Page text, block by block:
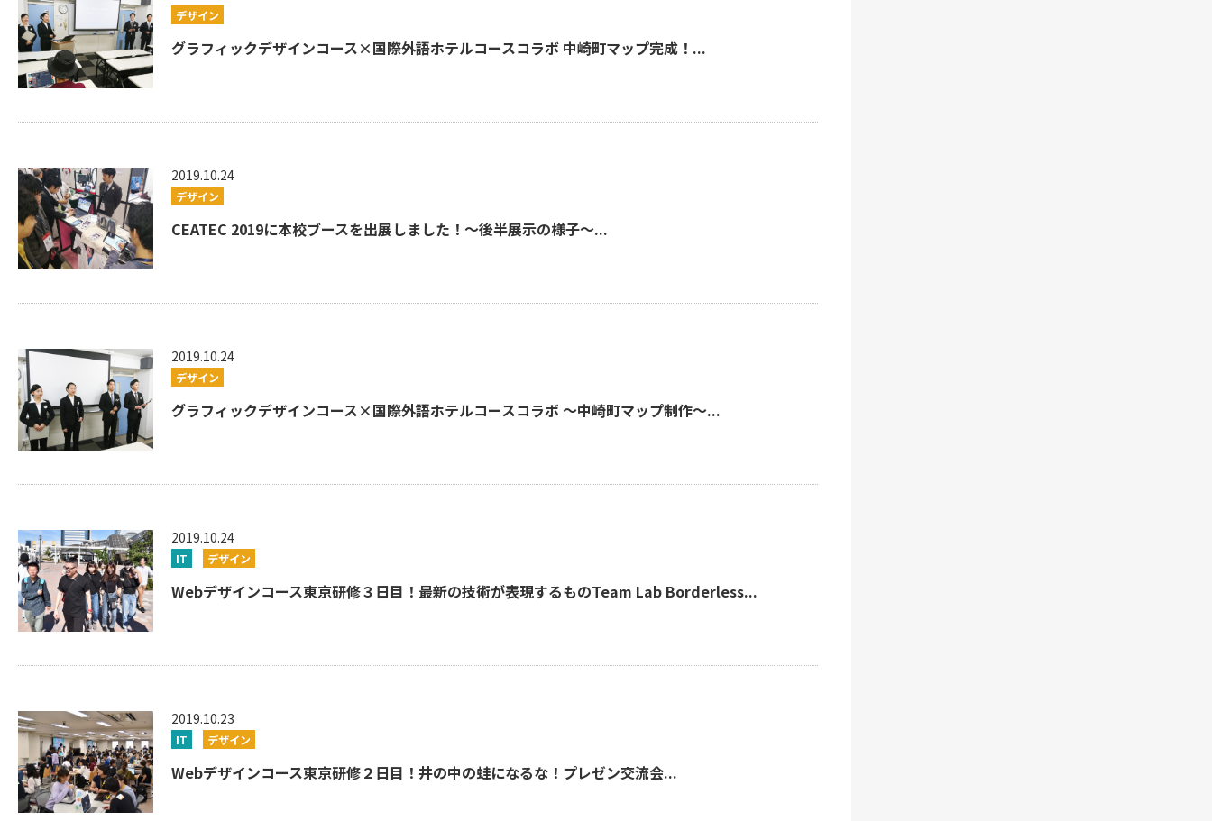
デザイン
グラフィックデザインコース×国際外語ホテルコースコラボ 中崎町マップ完成！...
2019.10.24
デザイン
CEATEC 2019に本校ブースを出展しました！～後半展示の様子～...
2019.10.24
デザイン
グラフィックデザインコース×国際外語ホテルコースコラボ ～中崎町マップ制作～...
2019.10.24
IT デザイン
Webデザインコース東京研修３日目！最新の技術が表現するものTeam Lab Borderless...
2019.10.23
IT デザイン
Webデザインコース東京研修２日目！井の中の蛙になるな！プレゼン交流会...